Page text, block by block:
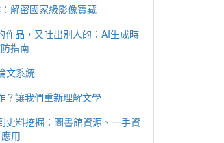
解密國家級影像寶藏
作品，又吐出別人的：AI生成時
指南
文系統
？讓我們重新理解文學
史料挖掘：圖書館資源、一手資
用